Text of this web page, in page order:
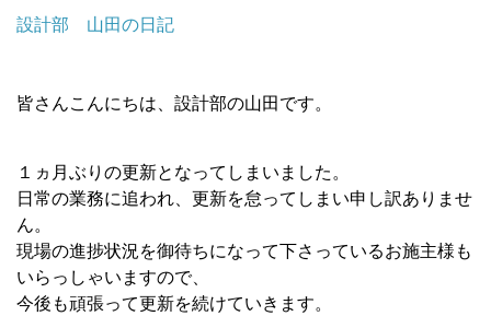
設計部 山田の日記
皆さんこんにちは、設計部の山田です。
１ヵ月ぶりの更新となってしまいました。
日常の業務に追われ、更新を怠ってしまい申し訳ありませ
ん。
現場の進捗状況を御待ちになって下さっているお施主様も
いらっしゃいますので、
今後も頑張って更新を続けていきます。